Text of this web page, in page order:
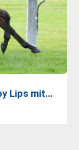
Lips mit…